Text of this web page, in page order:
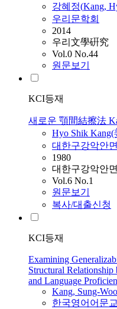
강혜정(Kang,
우리문학회
2014
우리文學硏究
Vol.0 No.44
원문보기
KCI등재
새로운 顎間結擦法
Hyo Shik Kang(
대한구강악안
1980
대한구강악안
Vol.6 No.1
원문보기
복사/대출신청
KCI등재
Examining
Structural
and Language
Kang, Sung-Woo
한국영어어문